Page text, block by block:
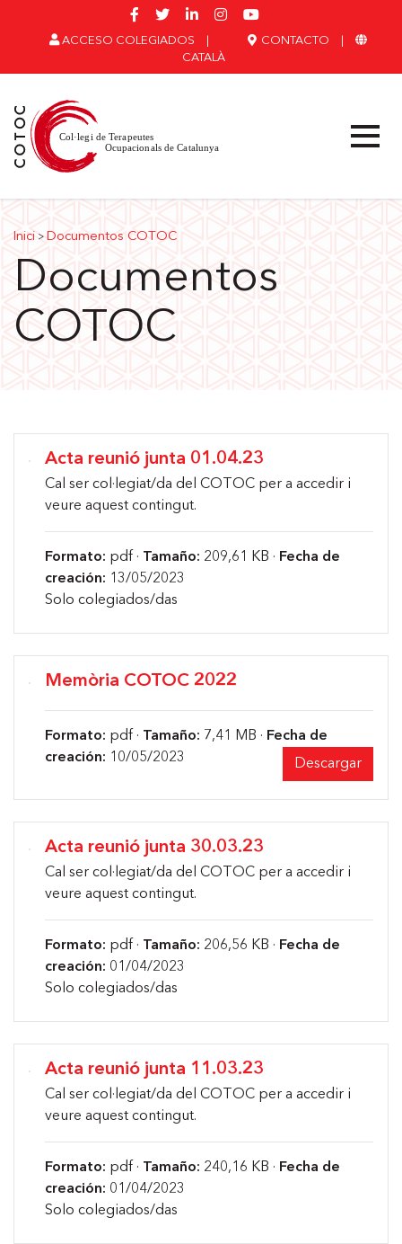
ACCESO COLEGIADOS CONTACTO
CATALÀ
Inici > Documentos COTOC
Documentos
COTOC
Acta reunió junta 01.04.23
Cal ser col·legiat/da del COTOC per a accedir i
veure aquest contingut.
Formato: pdf · Tamaño: 209,61 KB · Fecha de
creación: 13/05/2023
Solo colegiados/das
Memòria COTOC 2022
Formato: pdf · Tamaño: 7,41 MB · Fecha de
creación: 10/05/2023 Descargar
Acta reunió junta 30.03.23
Cal ser col·legiat/da del COTOC per a accedir i
veure aquest contingut.
Formato: pdf · Tamaño: 206,56 KB · Fecha de
creación: 01/04/2023
Solo colegiados/das
Acta reunió junta 11.03.23
Cal ser col·legiat/da del COTOC per a accedir i
veure aquest contingut.
Formato: pdf · Tamaño: 240,16 KB · Fecha de
creación: 01/04/2023
Solo colegiados/das